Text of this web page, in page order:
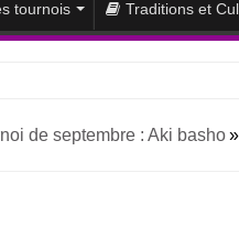
tournois Traditions et
et Atamifuji rejoint la tête
classement et poursuit sa
de septembre : Aki basho »